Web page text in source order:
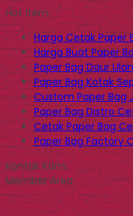
Hot Item
Harga Cetak Paper
Harga Buat Paper
Paper Bag Daur
Paper Bag Kotak
Custom Paper Bag
Paper Bag Distro
Cetak Paper Bag
Paper Bag Factory
Kontak Kami
Member Area